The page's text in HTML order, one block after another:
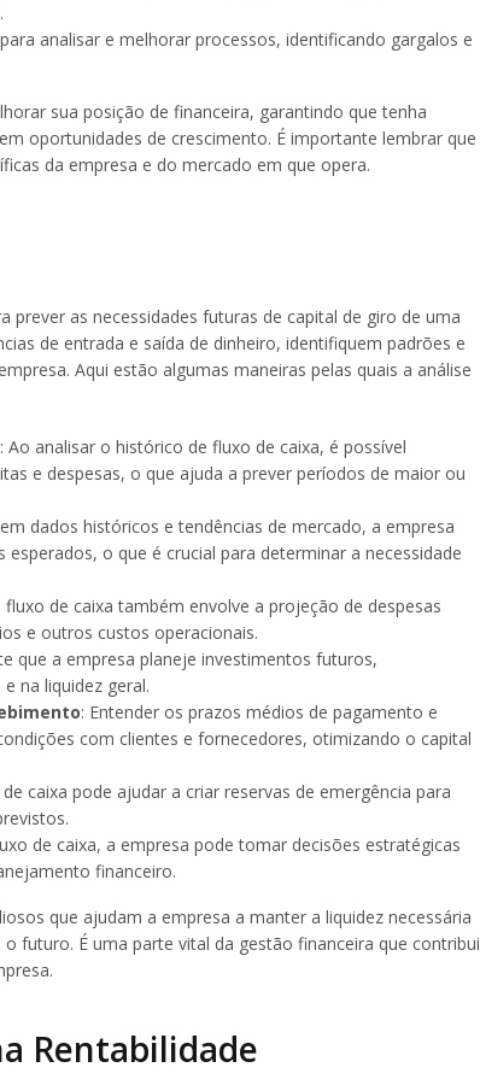
analisar e melhorar processos, identificando gargalos e
sua posição de financeira, garantindo que tenha
oportunidades de crescimento. É importante lembrar que
da empresa e do mercado em que opera.
prever as necessidades futuras de capital de giro de uma
de entrada e saída de dinheiro, identifiquem padrões e
Aqui estão algumas maneiras pelas quais a análise
: Ao analisar o histórico de fluxo de caixa, é possível
e despesas, o que ajuda a prever períodos de maior ou
dados históricos e tendências de mercado, a empresa
o que é crucial para determinar a necessidade
fluxo de caixa também envolve a projeção de despesas
e outros custos operacionais.
que a empresa planeje investimentos futuros,
na liquidez geral.
: Entender os prazos médios de pagamento e
com clientes e fornecedores, otimizando o capital
caixa pode ajudar a criar reservas de emergência para
de caixa, a empresa pode tomar decisões estratégicas
financeiro.
que ajudam a empresa a manter a liquidez necessária
futuro. É uma parte vital da gestão financeira que contribui
Rentabilidade